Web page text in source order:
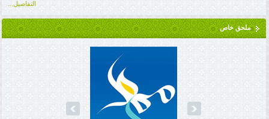
التفاصيل...
ملحق خاص
prev next